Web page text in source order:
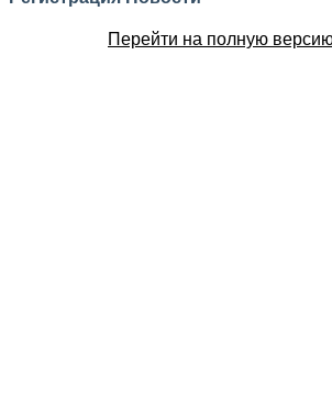
Перейти на полную